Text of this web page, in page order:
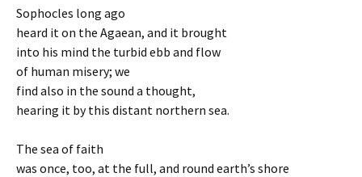
Sophocles long ago
heard it on the Agaean, and it brought
into his mind the turbid ebb and flow
of human misery; we
find also in the sound a thought,
hearing it by this distant northern sea.
The sea of faith
was once, too, at the full, and round earth’s shore